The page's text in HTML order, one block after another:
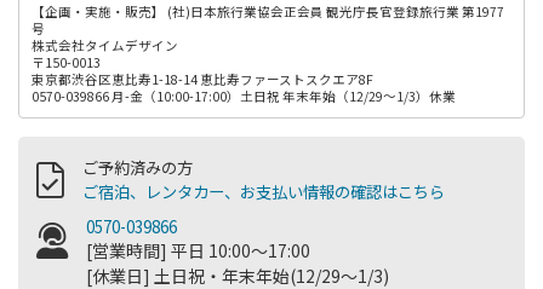
【企画・実施・販売】
(社)日本旅行業協会正会員 観光庁長官登録旅行業 第1977
号
株式会社タイムデザイン
〒150-0013
東京都渋谷区恵比寿1-18-14 恵比寿ファーストスクエア8F
0570-039866 月-金（10:00-17:00）土日祝 年末年始（12/29～1/3）休業
ご予約済みの方
ご宿泊、レンタカー、お支払い情報の確認はこちら
0570-039866
[営業時間] 平日 10:00～17:00
[休業日] 土日祝・年末年始(12/29～1/3)